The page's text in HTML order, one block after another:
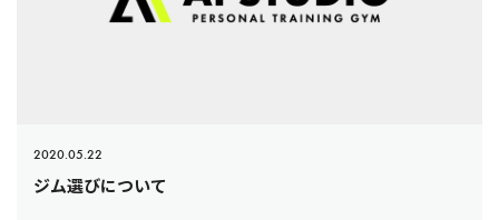
2020.05.22
ジム選びについて